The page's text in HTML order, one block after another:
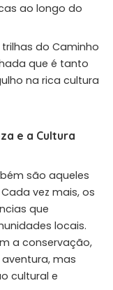
ao longo do
trilhas do Caminho
que é tanto
na rica cultura
e a Cultura
são aqueles
vez mais, os
que
locais.
a conservação,
mas
cultural e